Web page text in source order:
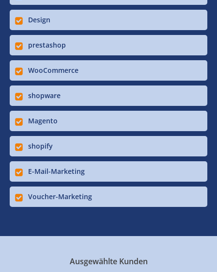
Design
prestashop
WooCommerce
shopware
Magento
shopify
E-Mail-Marketing
Voucher-Marketing
Ausgewählte Kunden